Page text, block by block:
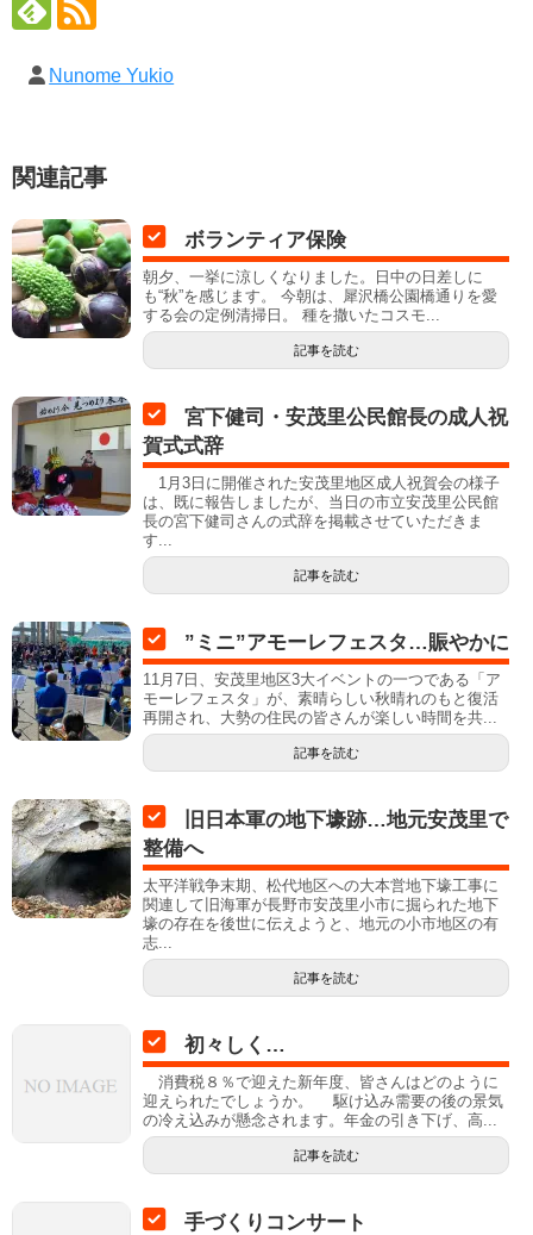
Nunome Yukio
関連記事
ボランティア保険
朝夕、一挙に涼しくなりました。日中の日差しに
も“秋”を感じます。 今朝は、犀沢橋公園橋通りを愛
する会の定例清掃日。 種を撒いたコスモ...
記事を読む
宮下健司・安茂里公民館長の成人祝
賀式式辞
1月3日に開催された安茂里地区成人祝賀会の様子
は、既に報告しましたが、当日の市立安茂里公民館
長の宮下健司さんの式辞を掲載させていただきま
す...
記事を読む
”ミニ”アモーレフェスタ…賑やかに
11月7日、安茂里地区3大イベントの一つである「ア
モーレフェスタ」が、素晴らしい秋晴れのもと復活
再開され、大勢の住民の皆さんが楽しい時間を共...
記事を読む
旧日本軍の地下壕跡…地元安茂里で
整備へ
太平洋戦争末期、松代地区への大本営地下壕工事に
関連して旧海軍が長野市安茂里小市に掘られた地下
壕の存在を後世に伝えようと、地元の小市地区の有
志...
記事を読む
初々しく…
消費税８％で迎えた新年度、皆さんはどのように
迎えられたでしょうか。 駆け込み需要の後の景気
の冷え込みが懸念されます。年金の引き下げ、高...
記事を読む
手づくりコンサート